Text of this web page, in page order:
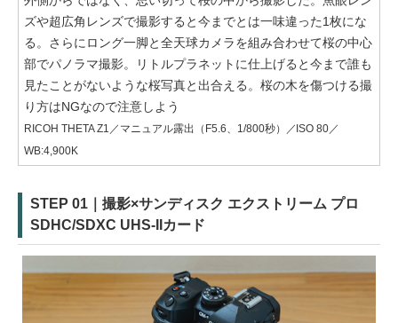
ズや超広角レンズで撮影すると今までとは一味違った1枚にな
る。さらにロング一脚と全天球カメラを組み合わせて桜の中心
部でパノラマ撮影。リトルプラネットに仕上げると今まで誰も
見たことがないような桜写真と出合える。桜の木を傷つける撮
り方はNGなので注意しよう
RICOH THETA Z1／マニュアル露出（F5.6、1/800秒）／ISO 80／
WB:4,900K
STEP 01｜撮影×サンディスク エクストリーム プロ
SDHC/SDXC UHS-IIカード